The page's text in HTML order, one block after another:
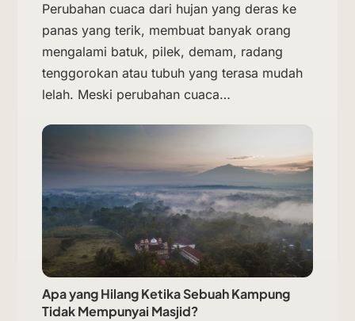
Perubahan cuaca dari hujan yang deras ke
panas yang terik, membuat banyak orang
mengalami batuk, pilek, demam, radang
tenggorokan atau tubuh yang terasa mudah
lelah. Meski perubahan cuaca…
Apa yang Hilang Ketika Sebuah Kampung
Tidak Mempunyai Masjid?